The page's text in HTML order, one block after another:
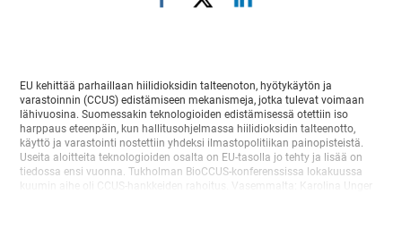
EU kehittää parhaillaan hiilidioksidin talteenoton, hyötykäytön ja
varastoinnin (CCUS) edistämiseen mekanismeja, jotka tulevat voimaan
lähivuosina. Suomessakin teknologioiden edistämisessä otettiin iso
harppaus eteenpäin, kun hallitusohjelmassa hiilidioksidin talteenotto,
käyttö ja varastointi nostettiin yhdeksi ilmastopolitiikan painopisteistä.
Useita aloitteita teknologioiden osalta on EU-tasolla jo tehty ja lisää on
tiedossa ensi vuonna. Tukholman BioCCUS-konferenssissa lokakuussa
kuumin aihe oli CCUS-hankkeiden rahoitus. Vasemmalta: Karolina Unger